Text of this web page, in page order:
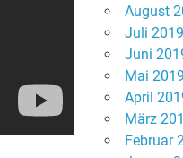
August
Juli 2019
Juni
Mai 2019
April
März
Februar